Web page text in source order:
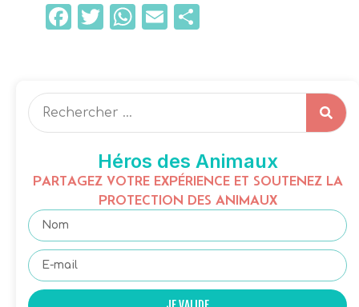
Facebook
Twitter
WhatsApp
Email
Héros des Animaux
PARTAGEZ VOTRE EXPÉRIENCE ET SOUTENEZ LA
PROTECTION DES ANIMAUX